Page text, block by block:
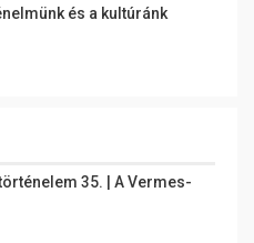
és a kultúránk
35. | A Vermes-